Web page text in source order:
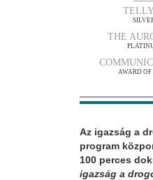
THE
AWARD
Az igazság a
program
100 perces
igazság a